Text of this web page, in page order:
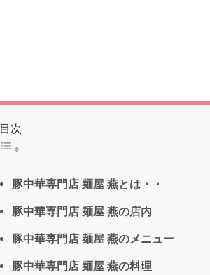
目次
豚中華専門店 麺屋 燕とは・・
豚中華専門店 麺屋 燕の店内
豚中華専門店 麺屋 燕のメニュー
豚中華専門店 麺屋 燕の料理